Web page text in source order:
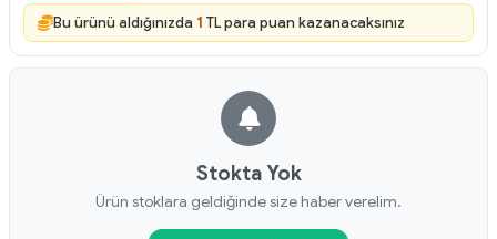
Bu ürünü aldığınızda 1 TL para puan kazanacaksınız
Stokta Yok
Ürün stoklara geldiğinde size haber verelim.